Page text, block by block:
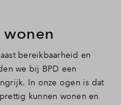
bereikbaarheid en
we bij BPD een
In onze ogen is dat
kunnen wonen en